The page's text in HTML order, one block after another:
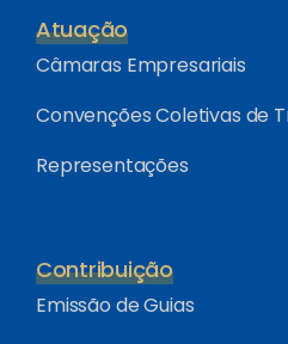
Atuação
Câmaras Empresariais
Convenções Coletivas de
Representações
Contribuição
Emissão de Guias